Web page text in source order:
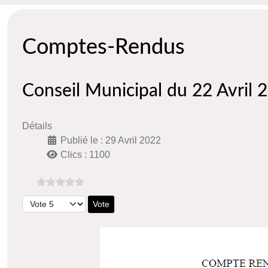
Comptes-Rendus
Conseil Municipal du 22 Avril
Détails
Publié le : 29 Avril 2022
Clics : 1100
Veuillez voter